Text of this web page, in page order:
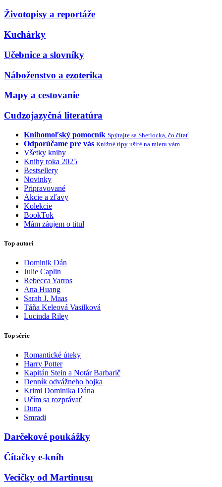
Životopisy a reportáže
Kuchárky
Učebnice a slovníky
Náboženstvo a ezoterika
Mapy a cestovanie
Cudzojazyčná literatúra
Knihomoľský pomocník Spýtajte sa Sherlocka, čo čítať
Odporúčame pre vás Knižné tipy ušité na mieru vám
Všetky knihy
Knihy roka 2025
Bestsellery
Novinky
Pripravované
Akcie a zľavy
Kolekcie
BookTok
Mám záujem o titul
Top autori
Dominik Dán
Julie Caplin
Rebecca Yarros
Ana Huang
Sarah J. Maas
Táňa Keleová Vasilková
Lucinda Riley
Top série
Romantické úteky
Harry Potter
Kapitán Stein a Notár Barbarič
Denník odvážneho bojka
Krimi Dominika Dána
Učím sa rozprávať
Duna
Smradi
Darčekové poukážky
Čítačky e-kníh
Vecičky od Martinusu